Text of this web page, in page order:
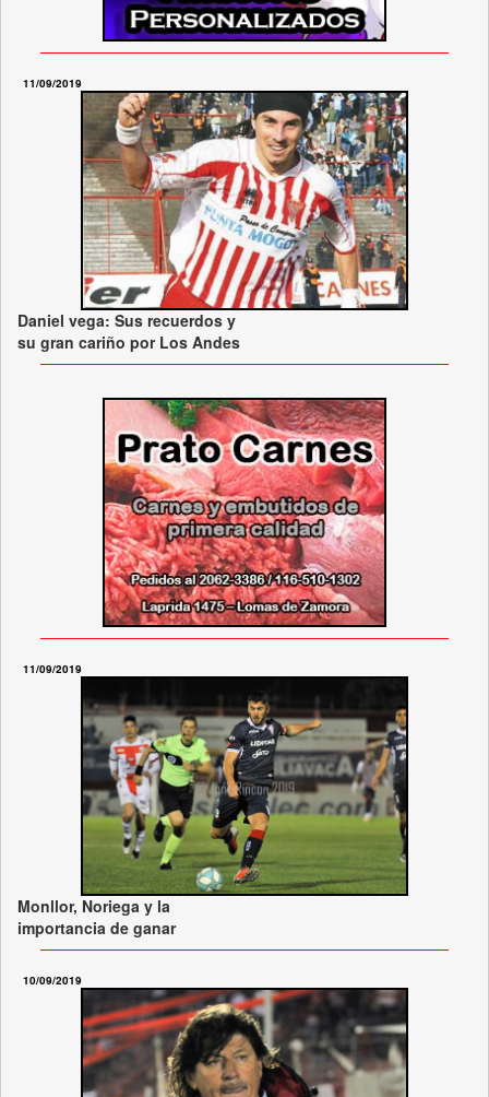
11/09/2019
Daniel vega: Sus recuerdos y
su gran cariño por Los Andes
11/09/2019
Monllor, Noriega y la
importancia de ganar
10/09/2019